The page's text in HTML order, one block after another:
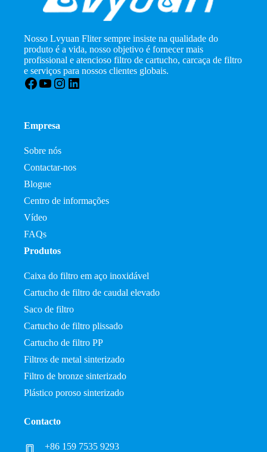
Nosso Lvyuan Fliter sempre insiste na qualidade do
produto é a vida, nosso objetivo é fornecer mais
profissional e atencioso filtro de cartucho, carcaça de filtro
e serviços para nossos clientes globais.
Facebook
YouTube
Instagram
LinkedIn
Empresa
Sobre nós
Contactar-nos
Blogue
Centro de informações
Vídeo
FAQs
Produtos
Caixa do filtro em aço inoxidável
Cartucho de filtro de caudal elevado
Saco de filtro
Cartucho de filtro plissado
Cartucho de filtro PP
Filtros de metal sinterizado
Filtro de bronze sinterizado
Plástico poroso sinterizado
Contacto
+86 159 7535 9293